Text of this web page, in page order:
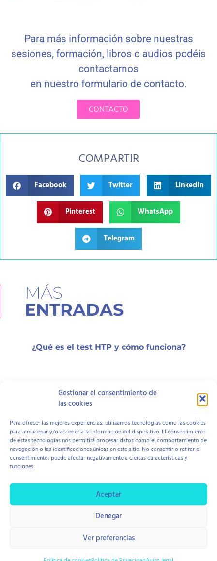
Gestionar el consentimiento de
las cookies
Para ofrecer las mejores experiencias, utilizamos tecnologías como las cookies
para almacenar y/o acceder a la información del dispositivo. El consentimiento
de estas tecnologías nos permitirá procesar datos como el comportamiento de
navegación o las identificaciones únicas en este sitio. No consentir o retirar el
consentimiento, puede afectar negativamente a ciertas características y
funciones.
Aceptar
Denegar
Ver preferencias
Para más información sobre nuestras
sesiones, formación, libros o audios podéis
contactarnos
en nuestro formulario de contacto.
CONTACTO
COMPARTIR
Facebook Twitter LinkedIn
Pinterest WhatsApp
Telegram
MÁS
ENTRADAS
¿Qué es el test HTP y cómo funciona?
Síntomas del TOC y el autismo: cómo
diferenciarlos correctamente
Contratación y Devolución